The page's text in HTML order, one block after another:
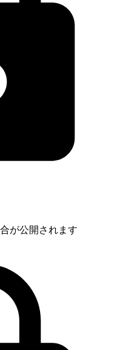
が公開されます